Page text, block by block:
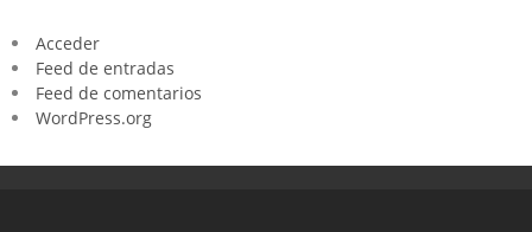
Acceder
Feed de entradas
Feed de comentarios
WordPress.org